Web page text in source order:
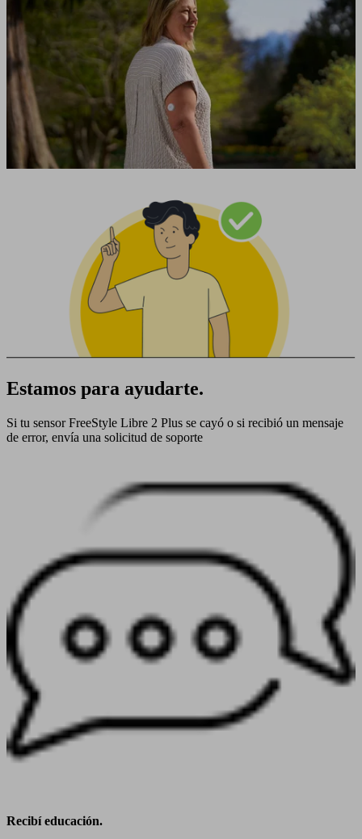
Estamos para ayudarte.
Si tu sensor FreeStyle Libre 2 Plus se cayó o si recibió un mensaje
de error, envía una solicitud de soporte
Recibí educación.